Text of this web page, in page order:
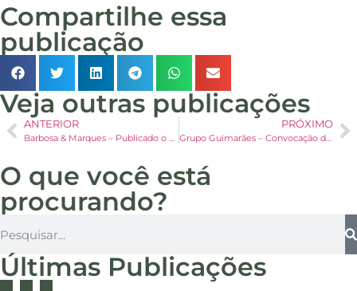
Compartilhe essa
publicação
Veja outras publicações
ANTERIOR
Barbosa & Marques – Publicado o edital de Conhecimento de Plano da Recuperação Judicial
PRÓXIMO
Grupo Guimarães – Convocação da Assembleia Geral de Credores para o dia 24/10/2023
O que você está
procurando?
Últimas Publicações